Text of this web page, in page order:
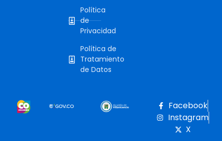
Política
de
Privacidad
Política de
Tratamiento
de Datos
Facebook
Instagram
X